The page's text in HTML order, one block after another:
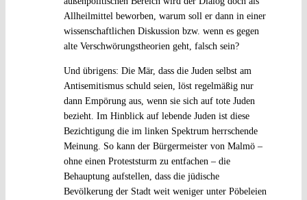
Allheilmittel beworben, warum soll er dann in einer
wissenschaftlichen Diskussion bzw. wenn es gegen
alte Verschwörungstheorien geht, falsch sein?
Und übrigens: Die Mär, dass die Juden selbst am
Antisemitismus schuld seien, löst regelmäßig nur
dann Empörung aus, wenn sie sich auf tote Juden
bezieht. Im Hinblick auf lebende Juden ist diese
Bezichtigung die im linken Spektrum herrschende
Meinung. So kann der Bürgermeister von Malmö –
ohne einen Proteststurm zu entfachen – die
Behauptung aufstellen, dass die jüdische
Bevölkerung der Stadt weit weniger unter Pöbeleien